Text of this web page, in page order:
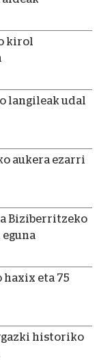
kirol
langileak udal
aukera ezarri
Biziberritzeko
eta 75
historiko